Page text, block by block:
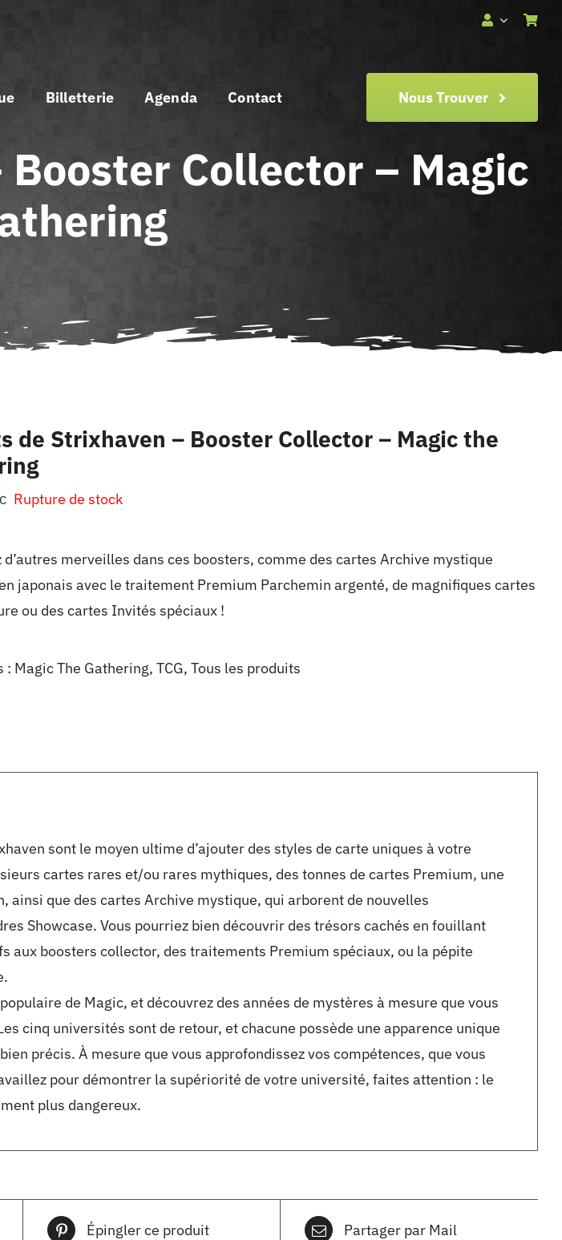
Billetterie Agenda Contact Nous Trouver
Collector – Magic
de Strixhaven – Booster Collector – Magic the
Rupture de stock
d’autres merveilles dans ces boosters, comme des cartes Archive mystique
japonais avec le traitement Premium Parchemin argenté, de magnifiques cartes
ou des cartes Invités spéciaux !
: Magic The Gathering, TCG, Tous les produits
sont le moyen ultime d’ajouter des styles de carte uniques à votre
cartes rares et/ou rares mythiques, des tonnes de cartes Premium, une
que des cartes Archive mystique, qui arborent de nouvelles
Showcase. Vous pourriez bien découvrir des trésors cachés en fouillant
aux boosters collector, des traitements Premium spéciaux, ou la pépite
de Magic, et découvrez des années de mystères à mesure que vous
cinq universités sont de retour, et chacune possède une apparence unique
précis. À mesure que vous approfondissez vos compétences, que vous
pour démontrer la supériorité de votre université, faites attention : le
plus dangereux.
Épingler ce produit Partager par Mail